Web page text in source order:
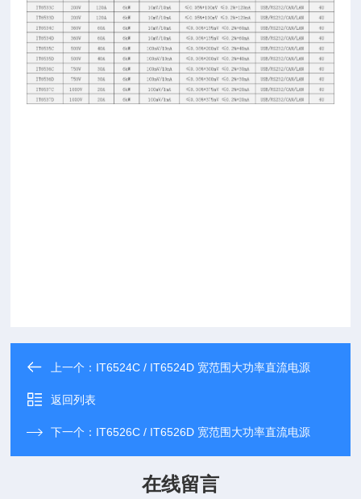
上一个： IT6524C / IT6524D 宽范围大功率直流电源
返回列表
下一个： IT6526C / IT6526D 宽范围大功率直流电源
在线留言